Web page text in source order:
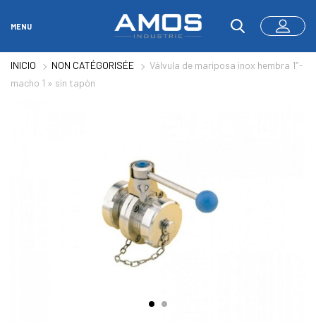
MENU
INICIO NON CATÉGORISÉE
Válvula de mariposa inox hembra 1″-
macho 1 » sin tapón